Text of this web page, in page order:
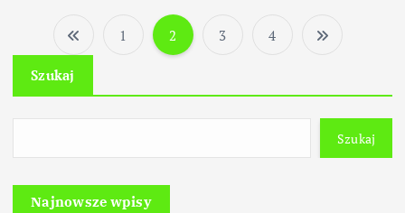
t
1 2 3 4
Szukaj
Szukaj
Najnowsze wpisy